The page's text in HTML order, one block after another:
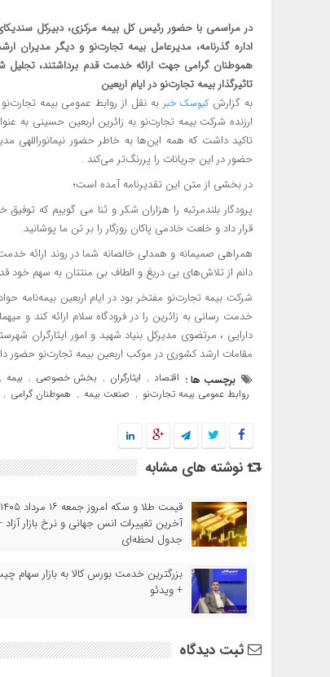
در مراسمی با حضور رئیس کل بیمه مرکزی، دبیرکل
اداره گذرنامه، مدیرعامل بیمه تجارت‌نو و دیگر مدیران
تاثیرگذار بیمه تجارت‌نو در ایام اربعین
به گزارش کیوسک خبر به نقل از روابط عمومی بیمه
ارزنده شرکت بیمه تجارت‌نو به زائرین اربعین حسینی
تاکید داشت که همه این‌ها به خاطر حضور نیما‌نوراللهی
حضور در این جریانات را پررنگ‌تر می‌کند .
در بخشی از متن این تقدیرنامه آمده است؛
پرودگار بلندمرتبه را هزاران شکر و ثنا می گوییم که
قرار داد و خلعت خادمی پاکان روزگار را بر تن ما پوشانید.
همراهی صمیمانه و همدلی خالصانه شما در روند ارائه
دانم از تلاش‌های بی دریغ و الطاف بی منتتان به سهم خود
شرکت بیمه تجارت‌نو مفتخر بود در ایام اربعین
خدمت رسانی به زائرین را در فرودگاه سلام ارائه کند و
دارایی ، مرتضوی مدیرکل بنیاد شهید و امور ایثارگران
مقامات ارشد کشوری در موکب اربعین بیمه تجارت‌نو حضور
برچسب ها : اقتصاد , ایثارگران , بخش خصوصی , بیمه ,
روابط عمومی بیمه تجارت‌نو , صنعت بیمه , هموطنان گرامی ,
نوشته های مشابه
آخرین تغییرات انس جهانی و نرخ بازار آزاد
جدول لحظه‌ای
بزرگترین خدمت بورس کالا به بازار سهام
+ ویدئو
ثبت دیدگاه